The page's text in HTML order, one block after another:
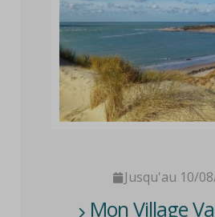
Jusqu'au 10/
Mon Village